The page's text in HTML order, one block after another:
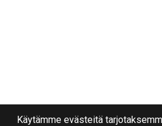
Käytämme evästeitä